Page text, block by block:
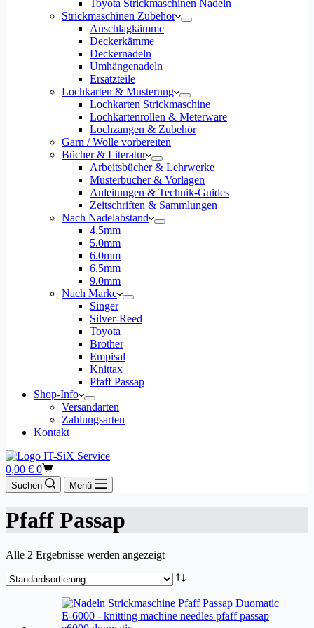
Toyota Strickmaschinen Nadeln
Strickmaschinen Zubehör
Anschlagkämme
Deckerkämme
Deckernadeln
Umhängenadeln
Ersatzteile
Lochkarten & Musterung
Lochkarten Strickmaschine
Lochkartenrollen & Meterware
Lochzangen & Zubehör
Garn / Wolle vorbereiten
Bücher & Literatur
Arbeitsbücher & Lehrwerke
Musterbücher & Vorlagen
Anleitungen & Technik-Guides
Zeitschriften & Sammlungen
Nach Nadelabstand
4.5mm
5.0mm
6.0mm
6.5mm
9.0mm
Nach Marke
Singer
Silver-Reed
Toyota
Brother
Empisal
Knittax
Pfaff Passap
Shop-Info
Versandarten
Zahlungsarten
Kontakt
Warenkorb
0,00 € 0
Suchen Menü
Pfaff Passap
Alle 2 Ergebnisse werden angezeigt